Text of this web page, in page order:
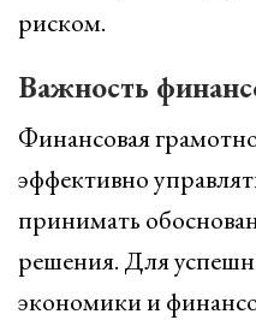
риском.
Важность
Финансовая
эффективно
принимать
решения. Для
экономики и